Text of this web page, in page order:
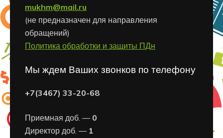
mukhm@mail.ru
(не предназначен для направления
обращений)
Политика обработки и защиты ПДн
Мы ждем Ваших звонков по телефону
+7(3467) 33-20-68
Приемная доб. — 0
Директор доб. — 1